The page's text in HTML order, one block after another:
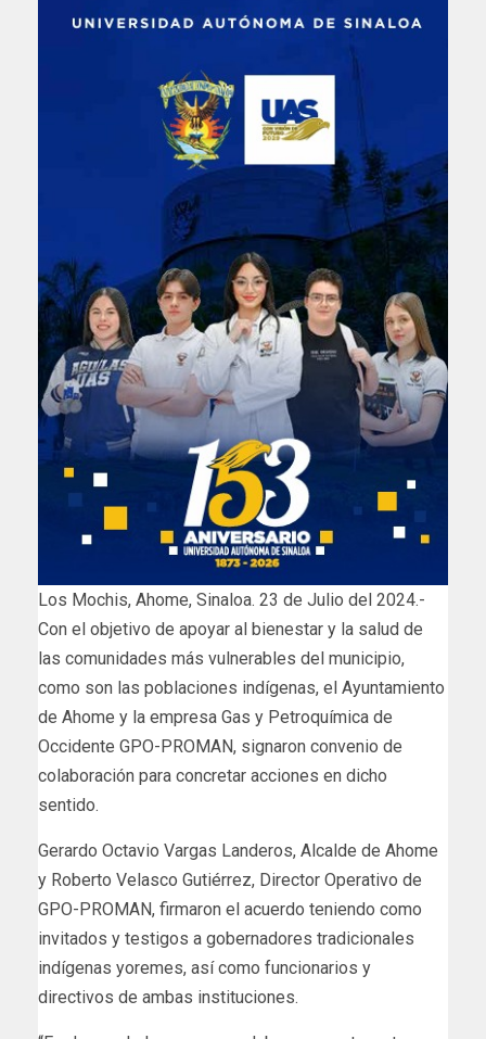
Los Mochis, Ahome, Sinaloa. 23 de Julio del 2024.-
Con el objetivo de apoyar al bienestar y la salud de
las comunidades más vulnerables del municipio,
como son las poblaciones indígenas, el Ayuntamiento
de Ahome y la empresa Gas y Petroquímica de
Occidente GPO-PROMAN, signaron convenio de
colaboración para concretar acciones en dicho
sentido.
Gerardo Octavio Vargas Landeros, Alcalde de Ahome
y Roberto Velasco Gutiérrez, Director Operativo de
GPO-PROMAN, firmaron el acuerdo teniendo como
invitados y testigos a gobernadores tradicionales
indígenas yoremes, así como funcionarios y
directivos de ambas instituciones.